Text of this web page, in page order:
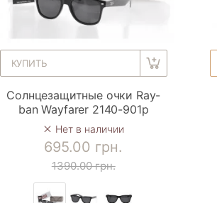
КУПИТЬ
Солнцезащитные очки Ray-
ban Wayfarer 2140-901p
Нет в наличии
695.00 грн.
1390.00 грн.